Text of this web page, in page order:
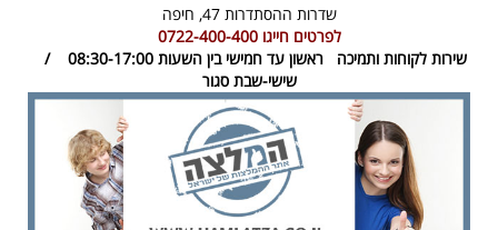
שדרות ההסתדרות 47,
חיפה
לפרטים חייגו0722-400-400
שירות לקוחות ותמיכה
ראשון עד חמישי בין השעות 08:30-17:00 /
שישי-שבת סגור